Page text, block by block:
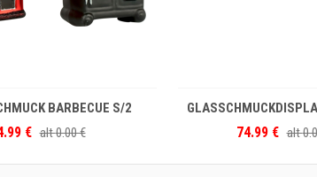
GLASSCHMUCKDISPLAY VEGETABLE S/12